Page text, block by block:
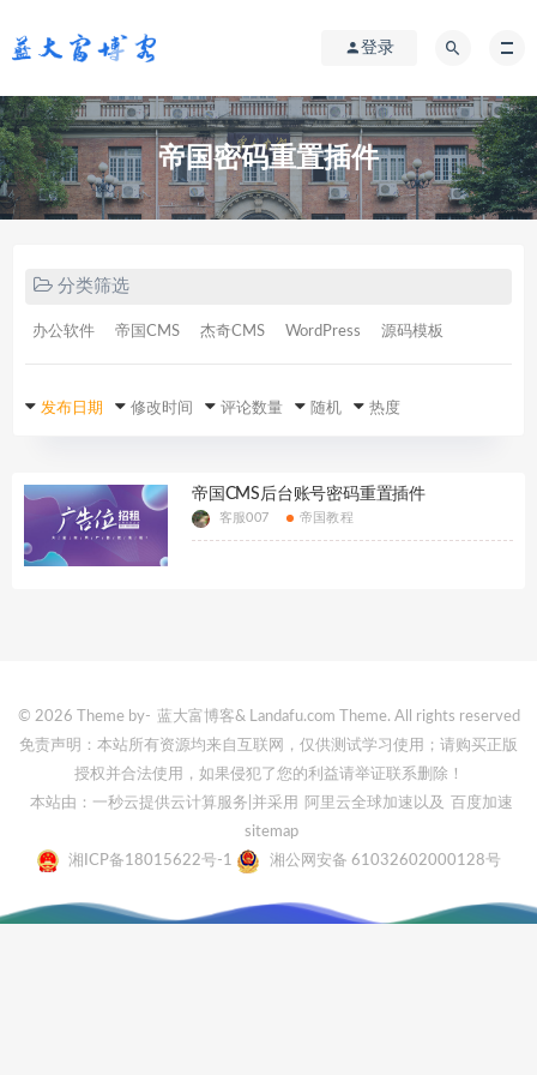
登录
帝国密码重置插件
分类筛选
办公软件 帝国CMS 杰奇CMS WordPress 源码模板
发布日期 修改时间 评论数量 随机 热度
帝国CMS后台账号密码重置插件
客服007 帝国教程
© 2026 Theme by- 蓝大富博客& Landafu.com Theme. All rights reserved
免责声明：本站所有资源均来自互联网，仅供测试学习使用；请购买正版
授权并合法使用，如果侵犯了您的利益请举证联系删除！
本站由：一秒云提供云计算服务 |并采用 阿里云全球加速 以及
百度加速
sitemap
湘ICP备18015622号-1
湘公网安备 61032602000128号